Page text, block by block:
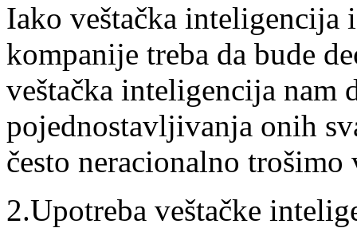
Iako veštačka inteligencija
kompanije treba da bude
veštačka inteligencija nam
pojednostavljivanja onih
često neracionalno trošimo
2.Upotreba veštačke